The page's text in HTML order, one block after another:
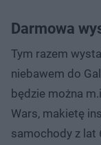
Darmowa
Tym razem
niebawem do
będzie można
Wars, makietę
samochody z lat